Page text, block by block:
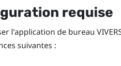
requise
l'application de bureau
suivantes :